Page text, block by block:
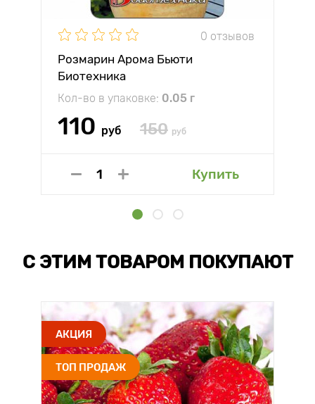
0 отзывов
Розмарин Арома Бьюти
Биотехника
Кол-во в упаковке: 0.05 г
110 руб 150 руб
Купить
С ЭТИМ ТОВАРОМ ПОКУПАЮТ
АКЦИЯ
ТОП ПРОДАЖ